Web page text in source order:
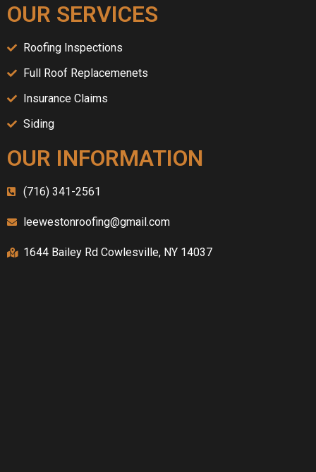
OUR SERVICES
Roofing Inspections
Full Roof Replacemenets
Insurance Claims
Siding
OUR INFORMATION
(716) 341-2561
leewestonroofing@gmail.com
1644 Bailey Rd Cowlesville, NY 14037